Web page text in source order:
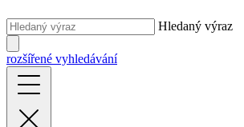
Hledaný výraz
rozšířené vyhledávání